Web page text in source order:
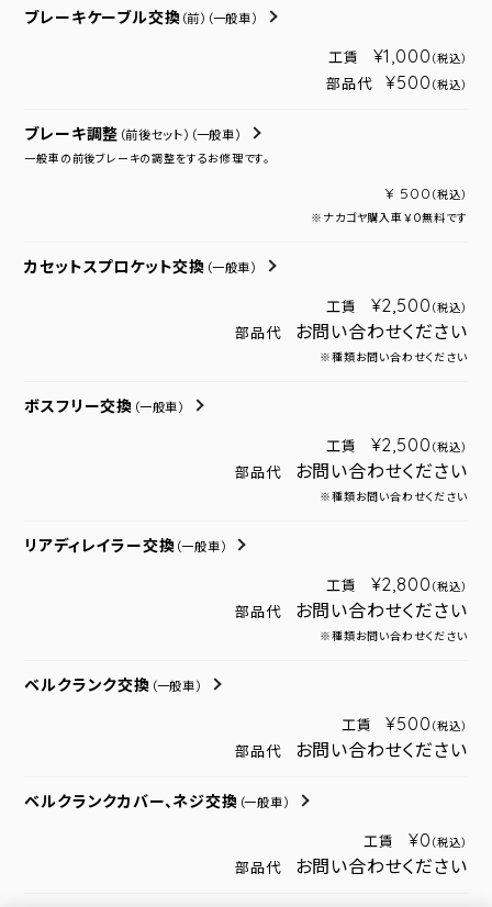
ブレーキケーブル交換 （前） （一般車）
工賃 ¥1,000 （税込）
部品代 ¥500 （税込）
ブレーキ調整 （前後セット） （一般車）
一般車の前後ブレーキの調整をするお修理です。
¥ 500 （税込）
※ナカゴヤ購入車￥０無料です
カセットスプロケット交換 （一般車）
工賃 ¥2,500 （税込）
部品代 お問い合わせください
※種類お問い合わせください
ボスフリー交換 （一般車）
工賃 ¥2,500 （税込）
部品代 お問い合わせください
※種類お問い合わせください
リアディレイラー交換 （一般車）
工賃 ¥2,800 （税込）
部品代 お問い合わせください
※種類お問い合わせください
ベルクランク交換 （一般車）
工賃 ¥500 （税込）
部品代 お問い合わせください
ベルクランクカバー、ネジ交換 （一般車）
工賃 ¥0 （税込）
部品代 お問い合わせください